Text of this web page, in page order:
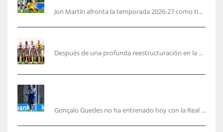
Jon Martín afronta la temporada 2026-27 como ti...
Después de una profunda reestructuración en la ...
Gonçalo Guedes no ha entrenado hoy con la Real ...